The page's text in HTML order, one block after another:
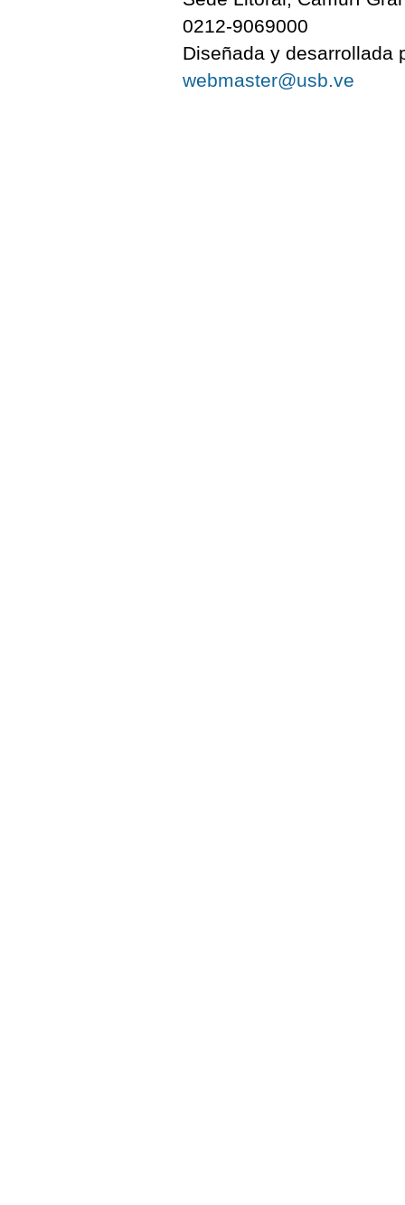
0212-9069000
Diseñada y desarrollada
webmaster@usb.ve